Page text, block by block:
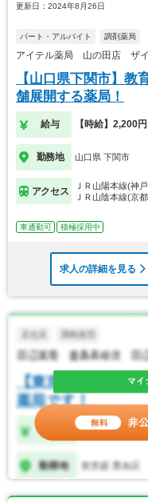
更新日：2024年8月26日
パート・アルバイト 調剤薬局
アイテル薬局 山の田店 ザイ
【山口県下関市】教
舗展開する薬局！
給与 【時給】2,200
勤務地 山口県 下関市
アクセス
ＪＲ山陽本線(神
ＪＲ山陰本線(京
車通勤可 積極採用中
求人の詳細を見る